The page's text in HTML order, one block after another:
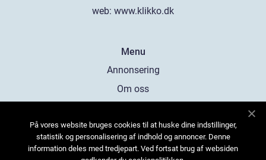
web: www.klikko.dk
Menu
Annonsering
Om oss
Kontakta oss
Sitemap
På vores website bruges cookies til at huske dine indstillinger,
statistik og personalisering af indhold og annoncer. Denne
information deles med tredjepart. Ved fortsat brug af websiden